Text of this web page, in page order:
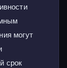
могут
срок